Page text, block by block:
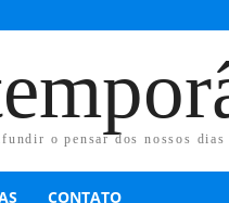
o pensar dos nossos dias
CONTATO